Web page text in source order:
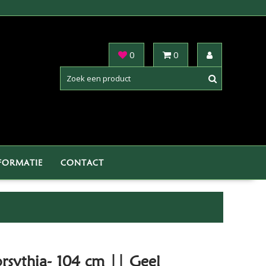
0 0
CONTACT
104 cm || Geel